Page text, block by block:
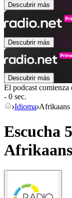
Descubrir más
Descubrir más
Descubrir más
El podcast comienza
- 0 sec.
Idioma Afrikaans
Escucha
Afrikaans